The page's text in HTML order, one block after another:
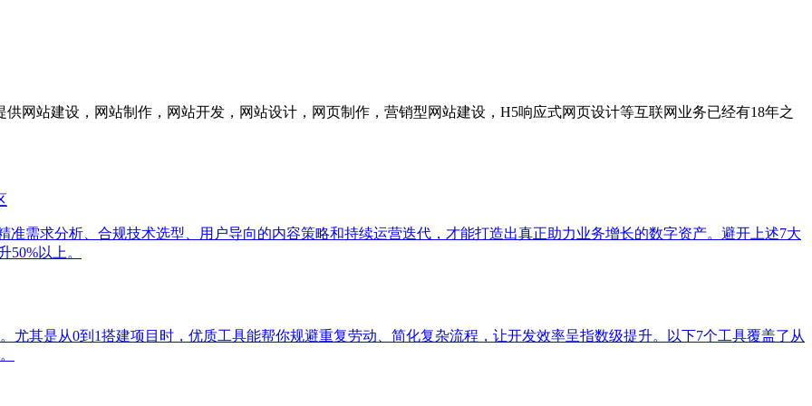
网站建设，网站制作，网站开发，网站设计，网页制作，营销型网站建设，H5响应式网页设计等互联网业务已经有18年之
准需求分析、合规技术选型、用户导向的内容策略和持续运营迭代，才能打造出真正助力业务增长的数字资产。避开上述7大
以上。
尤其是从0到1搭建项目时，优质工具能帮你规避重复劳动、简化复杂流程，让开发效率呈指数级提升。以下7个工具覆盖了从